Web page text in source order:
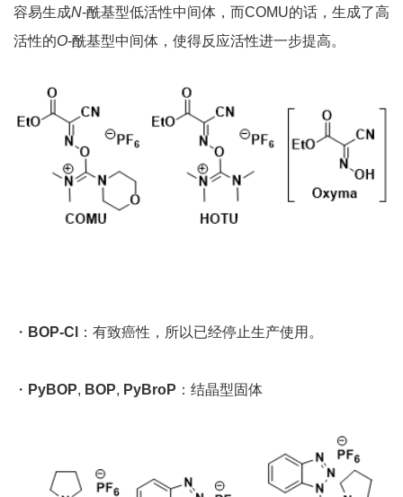
容易生成N-酰基型低活性中间体，而COMU的话，生成了高
活性的O-酰基型中间体，使得反应活性进一步提高。
・ BOP-Cl ：有致癌性，所以已经停止生产使用。
・ PyBOP, BOP, PyBroP ：结晶型固体